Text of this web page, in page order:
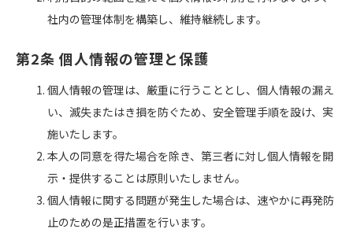
社内の管理体制を構築し、維持継続します。
第2条 個人情報の管理と保護
個人情報の管理は、厳重に行うこととし、個人情報の漏え
い、滅失またはき損を防ぐため、安全管理手順を設け、実
施いたします。
本人の同意を得た場合を除き、第三者に対し個人情報を開
示・提供することは原則いたしません。
個人情報に関する問題が発生した場合は、速やかに再発防
止のための是正措置を行います。